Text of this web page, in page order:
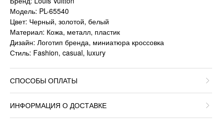
Модель: PL-65540
Цвет: Черный, золотой, белый
Материал: Кожа, металл, пластик
Дизайн: Логотип бренда, миниатюра кроссовка
Стиль: Fashion, casual, luxury
СПОСОБЫ ОПЛАТЫ
ИНФОРМАЦИЯ О ДОСТАВКЕ